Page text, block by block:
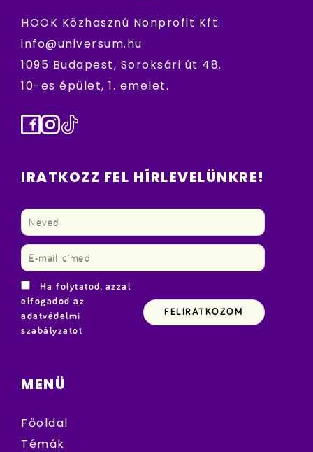
HÖOK Közhasznú Nonprofit Kft.
info@universum.hu
1095 Budapest, Soroksári út 48.
10-es épület, 1. emelet.
Facebook
Instagram
TikTok
IRATKOZZ FEL HÍRLEVELÜNKRE!
Ha folytatod, azzal
elfogadod az
adatvédelmi
szabályzatot
MENÜ
Főoldal
Témák